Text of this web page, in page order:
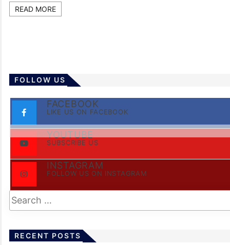
READ MORE
FOLLOW US
FACEBOOK
LIKE US ON FACEBOOK
YOUTUBE
SUBSCRIBE US
INSTAGRAM
FOLLOW US ON INSTAGRAM
RECENT POSTS